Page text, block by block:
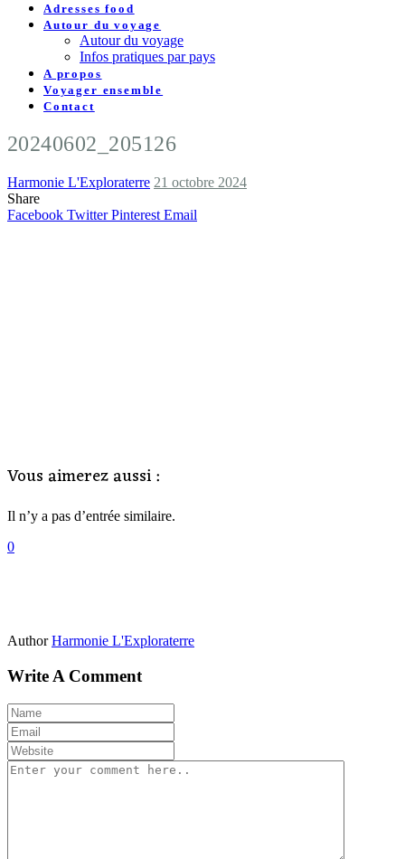
Adresses food
Autour du voyage
Autour du voyage
Infos pratiques par pays
A propos
Voyager ensemble
Contact
20240602_205126
Harmonie L'Exploraterre 21 octobre 2024
Share
Facebook Twitter Pinterest Email
Vous aimerez aussi :
Il n’y a pas d’entrée similaire.
0
Author Harmonie L'Exploraterre
Write A Comment